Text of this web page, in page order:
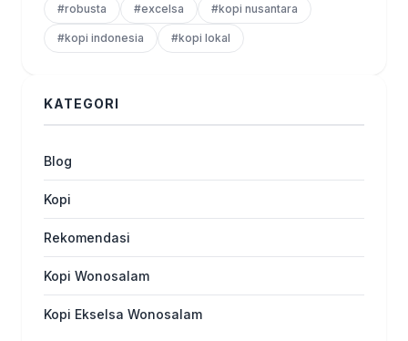
#robusta #excelsa #kopi nusantara
#kopi indonesia #kopi lokal
KATEGORI
Blog
Kopi
Rekomendasi
Kopi Wonosalam
Kopi Ekselsa Wonosalam